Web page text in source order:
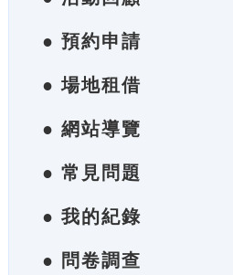
● 預約申請
● 場地租借
● 網站導覽
● 常見問題
● 我的紀錄
● 問卷調查